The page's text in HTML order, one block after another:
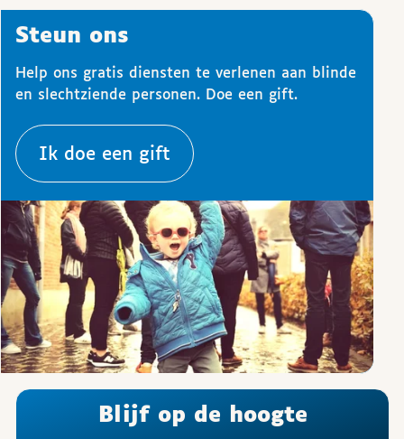
Steun ons
Help ons gratis diensten te verlenen aan blinde
en slechtziende personen. Doe een gift.
Ik doe een gift
Blijf op de hoogte